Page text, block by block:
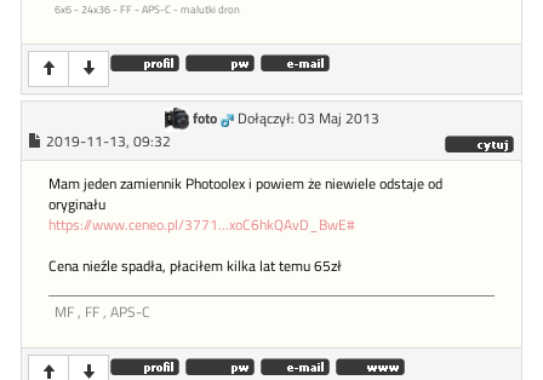
6x6 - 24x36 - FF - APS-C - malutki dron
foto
Dołączył: 03 Maj 2013
2019-11-13, 09:32
Mam jeden zamiennik Photoolex i powiem że niewiele odstaje od
oryginału
https://www.ceneo.pl/3771...xoC6hkQAvD_BwE#
Cena nieźle spadła, płaciłem kilka lat temu 65zł
MF , FF , APS-C